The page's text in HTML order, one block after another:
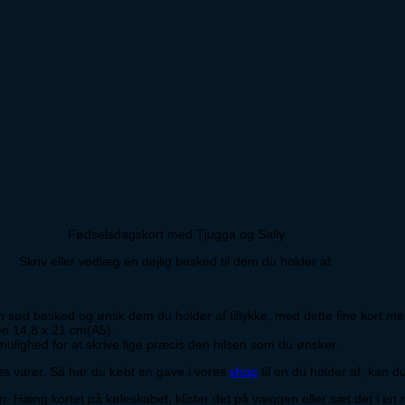
Fødselsdagskort med Tjugga og Sally
Skriv eller vedlæg en dejlig besked til dem du holder af.
besked og ønsk dem du holder af tillykke, med dette fine kort
14,8 x 21 cm(A5).
for at skrive lige præcis den hilsen som du ønsker.
varer. Så har du købt en gave i vores shop til en du holder af, kan
Hæng kortet på køleskabet, klister det på væggen eller sæt det i en